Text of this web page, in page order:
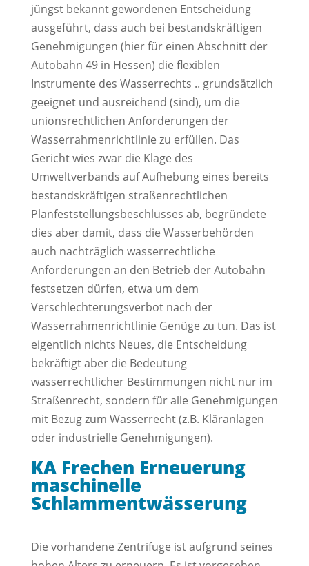
jüngst bekannt gewordenen Entscheidung
ausgeführt, dass auch bei bestandskräftigen
Genehmigungen (hier für einen Abschnitt der
Autobahn 49 in Hessen) die flexiblen
Instrumente des Wasserrechts .. grundsätzlich
geeignet und ausreichend (sind), um die
unionsrechtlichen Anforderungen der
Wasserrahmenrichtlinie zu erfüllen. Das
Gericht wies zwar die Klage des
Umweltverbands auf Aufhebung eines bereits
bestandskräftigen straßenrechtlichen
Planfeststellungsbeschlusses ab, begründete
dies aber damit, dass die Wasserbehörden
auch nachträglich wasserrechtliche
Anforderungen an den Betrieb der Autobahn
festsetzen dürfen, etwa um dem
Verschlechterungsverbot nach der
Wasserrahmenrichtlinie Genüge zu tun. Das ist
eigentlich nichts Neues, die Entscheidung
bekräftigt aber die Bedeutung
wasserrechtlicher Bestimmungen nicht nur im
Straßenrecht, sondern für alle Genehmigungen
mit Bezug zum Wasserrecht (z.B. Kläranlagen
oder industrielle Genehmigungen).
KA Frechen Erneuerung
maschinelle
Schlammentwässerung
Die vorhandene Zentrifuge ist aufgrund seines